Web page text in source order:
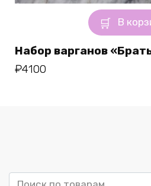
В
Набор варганов
₽4100
Искать: